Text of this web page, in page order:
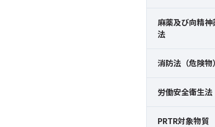
麻薬及び向精
法
消防法（危険物）
労働安全衛生法
PRTR対象物質